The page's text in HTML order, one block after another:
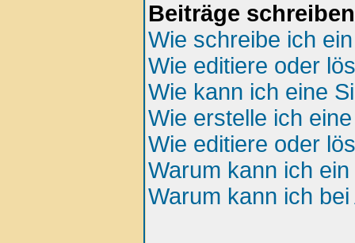
Beiträge schreiben
Wie schreibe ich
Wie editiere oder
Wie kann ich eine
Wie erstelle ich
Wie editiere oder
Warum kann ich
Warum kann ich